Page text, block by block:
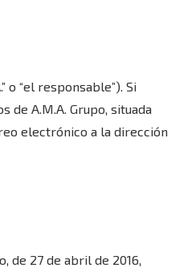
o “el responsable”). Si
de A.M.A. Grupo, situada
electrónico a la dirección
de 27 de abril de 2016,